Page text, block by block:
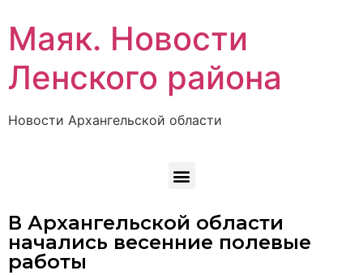
Маяк. Новости
Ленского района
Новости Архангельской области
В Архангельской области
начались весенние полевые
работы